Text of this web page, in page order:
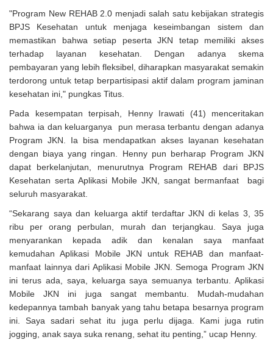
"Program New REHAB 2.0 menjadi salah satu kebijakan strategis
BPJS Kesehatan untuk menjaga keseimbangan sistem dan
memastikan bahwa setiap peserta JKN tetap memiliki akses
terhadap layanan kesehatan. Dengan adanya skema
pembayaran yang lebih fleksibel, diharapkan masyarakat semakin
terdorong untuk tetap berpartisipasi aktif dalam program jaminan
kesehatan ini," pungkas Titus.
Pada kesempatan terpisah, Henny Irawati (41) menceritakan
bahwa ia dan keluarganya pun merasa terbantu dengan adanya
Program JKN. Ia bisa mendapatkan akses layanan kesehatan
dengan biaya yang ringan. Henny pun berharap Program JKN
dapat berkelanjutan, menurutnya Program REHAB dari BPJS
Kesehatan serta Aplikasi Mobile JKN, sangat bermanfaat bagi
seluruh masyarakat.
“Sekarang saya dan keluarga aktif terdaftar JKN di kelas 3, 35
ribu per orang perbulan, murah dan terjangkau. Saya juga
menyarankan kepada adik dan kenalan saya manfaat
kemudahan Aplikasi Mobile JKN untuk REHAB dan manfaat-
manfaat lainnya dari Aplikasi Mobile JKN. Semoga Program JKN
ini terus ada, saya, keluarga saya semuanya terbantu. Aplikasi
Mobile JKN ini juga sangat membantu. Mudah-mudahan
kedepannya tambah banyak yang tahu betapa besarnya program
ini. Saya sadari sehat itu juga perlu dijaga. Kami juga rutin
jogging, anak saya suka renang, sehat itu penting,” ucap Henny.